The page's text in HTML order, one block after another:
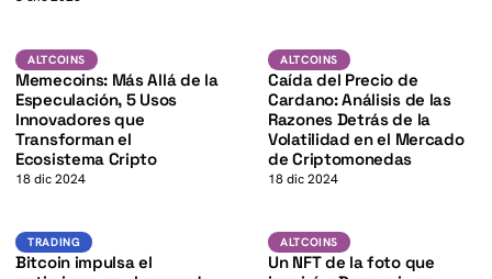
Altcoins
ALTCOINS
Memecoins: Más Allá de la
Especulación, 5 Usos
Innovadores que
Transforman el
Ecosistema Cripto
18 dic 2024
ALTCOINSADA
ALTCOINS
Caída del Precio de
Cardano: Análisis de las
Razones Detrás de la
Volatilidad en el Mercado
de Criptomonedas
18 dic 2024
TRADINGBTC
TRADING
Bitcoin impulsa el
ALTCOINSDOGE
ALTCOINS
Un NFT de la foto que